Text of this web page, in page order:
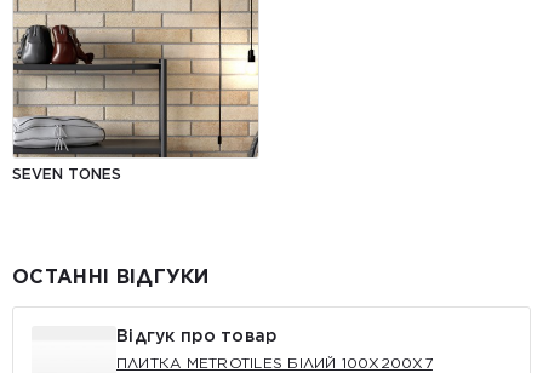
SEVEN TONES
ОСТАННІ ВІДГУКИ
Відгук про товар
ПЛИТКА METROTILES БІЛИЙ 100X200X7